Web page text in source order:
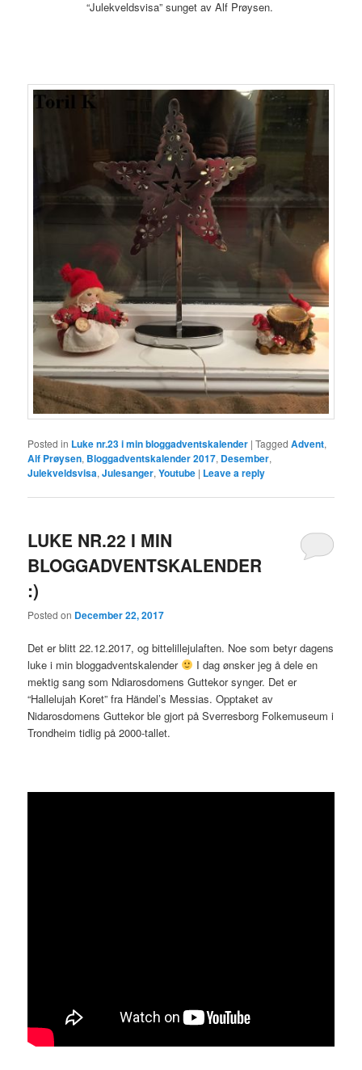
“Julekveldsvisa” sunget av Alf Prøysen.
Posted in Luke nr.23 i min bloggadventskalender |Tagged Advent,
Alf Prøysen, Bloggadventskalender 2017, Desember,
Julekveldsvisa,Julesanger,Youtube | Leave a reply
LUKE NR.22 I MIN
BLOGGADVENTSKALENDER
:)
Posted on December 22, 2017
Det er blitt 22.12.2017, og bittelillejulaften. Noe som betyr dagens
luke i min bloggadventskalender
I dag ønsker jeg å dele en
mektig sang som Ndiarosdomens Guttekor synger. Det er
“Hallelujah Koret” fra Händel’s Messias. Opptaket av
Nidarosdomens Guttekor ble gjort på Sverresborg Folkemuseum i
Trondheim tidlig på 2000-tallet.